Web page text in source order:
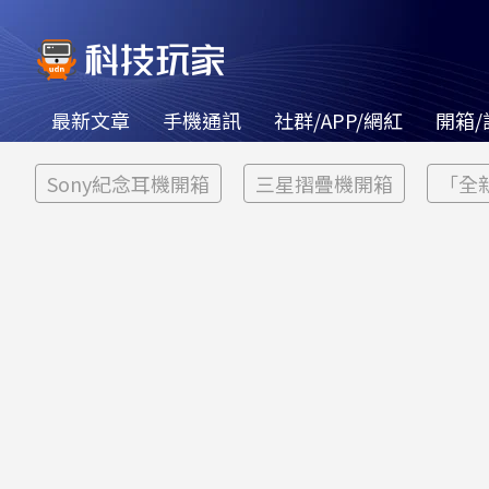
最新文章 手機通訊 社群/APP/網紅 開箱/
Sony紀念耳機開箱 三星摺疊機開箱 「